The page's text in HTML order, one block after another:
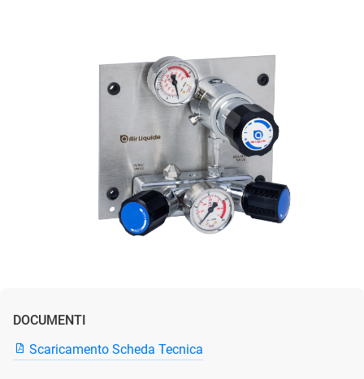
DOCUMENTI
Scaricamento Scheda Tecnica